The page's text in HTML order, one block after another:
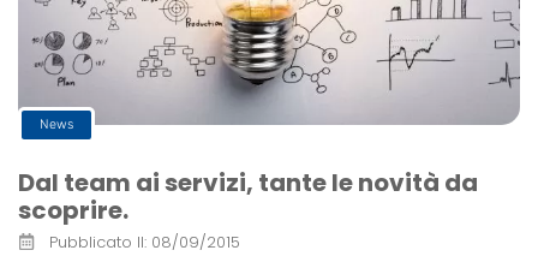
News
Dal team ai servizi, tante le novità da
scoprire.
Pubblicato Il: 08/09/2015